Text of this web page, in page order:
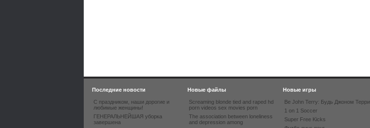
Последние новости
С праздником, наши дорогие и
любимые женщины!
ГЕНЕРАЛЬНЕЙШАЯ уборка
завершена
Новые файлы
Screaming blonde tied and raped hd
porn videos sex movies porn
The association between loneliness
and depression among
Новые игры
Be John Terry: Будь Джоном Терри
1 on 1 Soccer
Super Free Kicks